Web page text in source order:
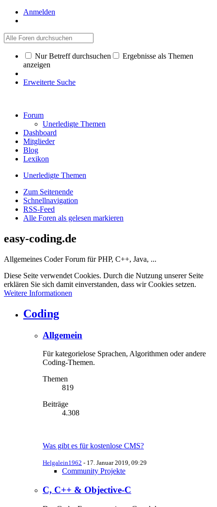
Anmelden
Nur Betreff durchsuchen
Ergebnisse als Themen
anzeigen
Erweiterte Suche
Forum
Unerledigte Themen
Dashboard
Mitglieder
Blog
Lexikon
Unerledigte Themen
Zum Seitenende
Schnellnavigation
RSS-Feed
Alle Foren als gelesen markieren
easy-coding.de
Allgemeines Coder Forum für PHP, C++, Java, ...
Diese Seite verwendet Cookies. Durch die Nutzung unserer Seite
erklären Sie sich damit einverstanden, dass wir Cookies setzen.
Weitere Informationen
Coding
Allgemein
Für kategorielose Sprachen, Algorithmen oder andere
Coding-Themen.
Themen
819
Beiträge
4.308
Was gibt es für kostenlose CMS?
Helgalein1962 - 17. Januar 2019, 09:29
Community Projekte
C, C++ & Objective-C